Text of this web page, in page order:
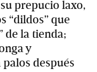
prepucio laxo,
“dildos” que
de la tienda;
y
después